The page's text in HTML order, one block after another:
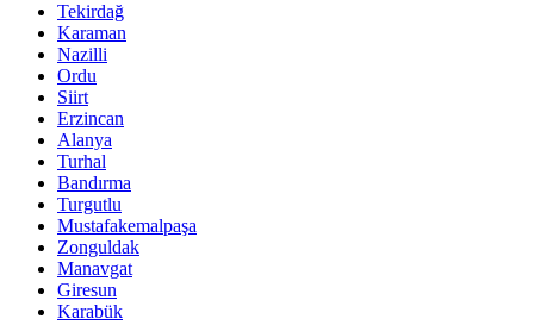
Tekirdağ
Karaman
Nazilli
Ordu
Siirt
Erzincan
Alanya
Turhal
Bandırma
Turgutlu
Mustafakemalpaşa
Zonguldak
Manavgat
Giresun
Karabük